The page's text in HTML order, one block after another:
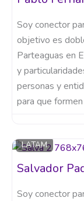
Soy conector
objetivo es
Parteaguas en
y
personas y
para que
LATAM
Salvador
Soy conector